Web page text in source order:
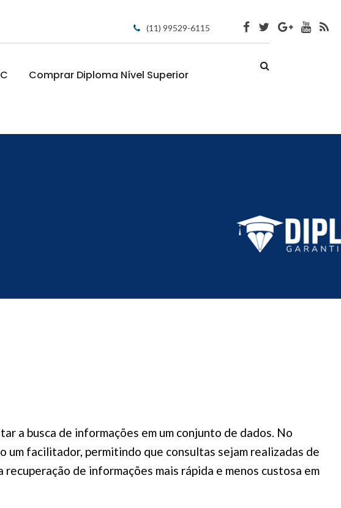
(11) 99529-6115
Comprar Diploma Nível Superior
a busca de informações em um conjunto de dados. No
um facilitador, permitindo que consultas sejam realizadas de
de informações mais rápida e menos custosa em